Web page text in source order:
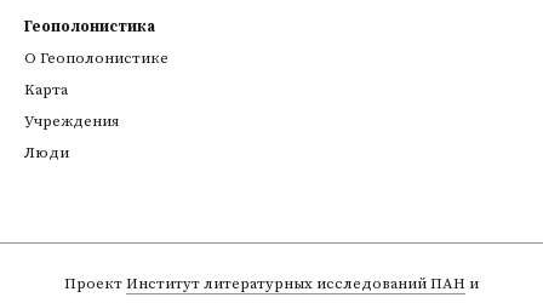
Геополонистика
О Геополонистике
Kарта
Учреждения
Люди
ПроектИнститут литературных исследований ПАН и